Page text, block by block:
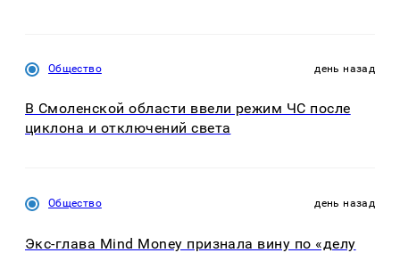
Общество день назад
В Смоленской области ввели режим ЧС после
циклона и отключений света
Общество день назад
Экс-глава Mind Money признала вину по «делу